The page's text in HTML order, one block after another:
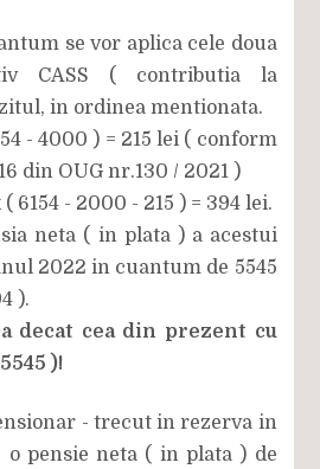
se vor aplica cele doua
CASS ( contributia la
in ordinea mentionata.
- 4000 ) = 215 lei ( conform
din OUG nr.130 / 2021 )
6154 - 2000 - 215 ) = 394 lei.
neta ( in plata ) a acestui
2022 in cuantum de 5545
).
decat cea din prezent cu
)!
- trecut in rezerva in
pensie neta ( in plata ) de